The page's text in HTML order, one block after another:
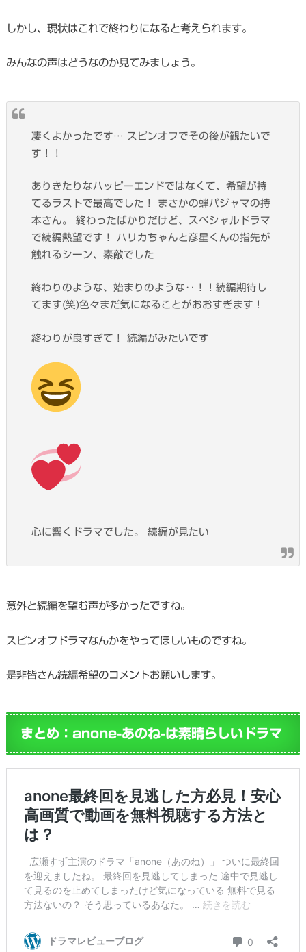
しかし、現状はこれで終わりになると考えられます。
みんなの声はどうなのか見てみましょう。
凄くよかったです… スピンオフでその後が観たいで
す！！
ありきたりなハッピーエンドではなくて、希望が持
てるラストで最高でした！ まさかの蝉パジャマの持
本さん。 終わったばかりだけど、スペシャルドラマ
で続編熱望です！ ハリカちゃんと彦星くんの指先が
触れるシーン、素敵でした
終わりのような、始まりのような‥！！続編期待し
てます(笑)色々まだ気になることがおおすぎます！
終わりが良すぎて！ 続編がみたいです
心に響くドラマでした。 続編が見たい
意外と続編を望む声が多かったですね。
スピンオフドラマなんかをやってほしいものですね。
是非皆さん続編希望のコメントお願いします。
まとめ：anone-あのね-は素晴らしいドラマ